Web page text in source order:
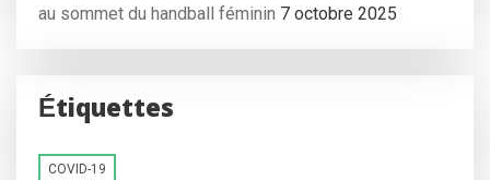
au sommet du handball féminin 7 octobre 2025
Étiquettes
COVID-19